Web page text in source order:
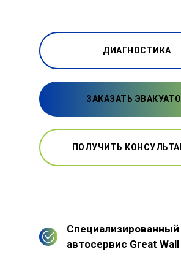
ДИАГНОСТИКА
ЗАКАЗАТЬ
ПОЛУЧИТЬ
Специализированный
автосервис Great Wall